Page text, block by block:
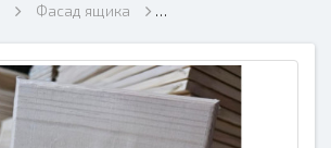
Фасад ящика